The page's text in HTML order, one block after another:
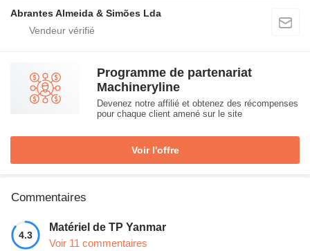
Abrantes Almeida & Simões Lda
Programme de partenariat
Machineryline
Devenez notre affilié et obtenez des récompenses
pour chaque client amené sur le site
Voir l'offre
Commentaires
4.3
Matériel de TP Yanmar
Voir 11 commentaires